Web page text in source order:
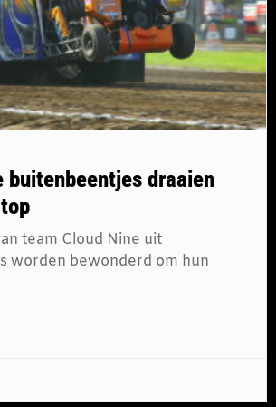
buitenbeentjes draaien
team Cloud Nine uit
worden bewonderd om hun